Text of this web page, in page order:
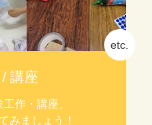
講座
作・講座、
みましょう！